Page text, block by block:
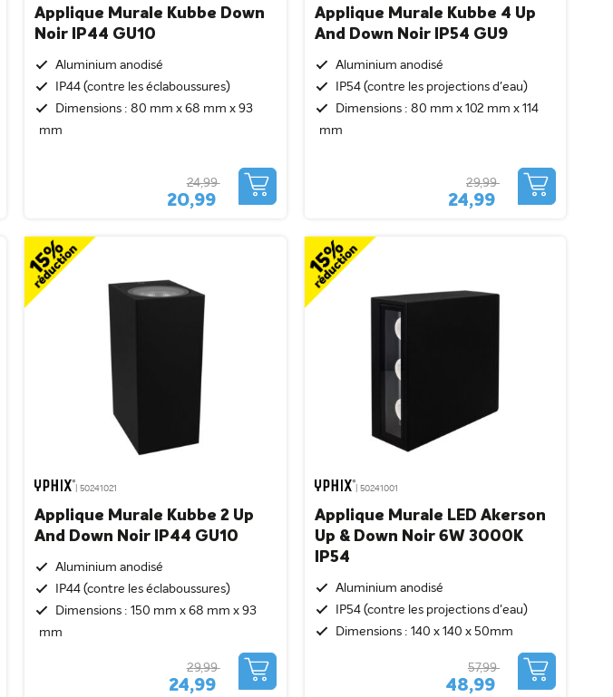
Applique Murale Kubbe Down
Noir IP44 GU10
Aluminium anodisé
IP44 (contre les éclaboussures)
Dimensions : 80 mm x 68 mm x 93
mm
20,99
24,99
Applique Murale Kubbe 4 Up
And Down Noir IP54 GU9
Aluminium anodisé
IP54 (contre les projections d'eau)
Dimensions : 80 mm x 102 mm x 114
mm
24,99
29,99
| 50241021
Applique Murale Kubbe 2 Up
And Down Noir IP44 GU10
Aluminium anodisé
IP44 (contre les éclaboussures)
Dimensions : 150 mm x 68 mm x 93
mm
24,99
29,99
| 50241001
Applique Murale LED Akerson
Up & Down Noir 6W 3000K
IP54
Aluminium anodisé
IP54 (contre les projections d'eau)
Dimensions : 140 x 140 x 50mm
48,99
57,99